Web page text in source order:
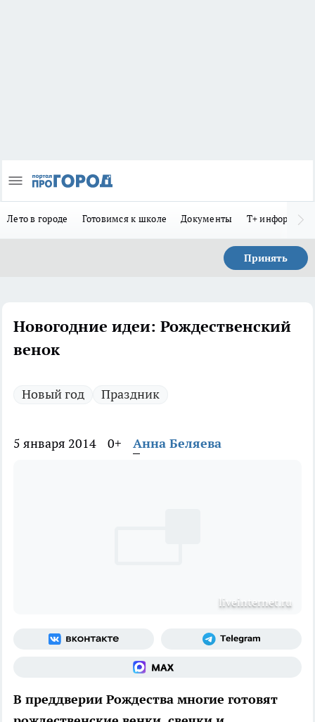
Лето в городе Готовимся к школе Документы Т+
Принять
Новогодние идеи: Рождественский
венок
Новый год Праздник
5 января 2014 0+ Анна Беляева
liveinternet.ru
В преддверии Рождества многие готовят